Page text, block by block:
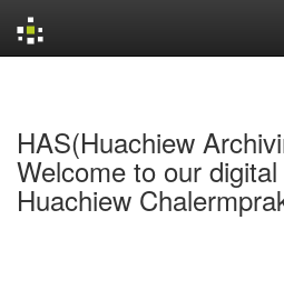
HAS(Huachiew
Welcome to our
Huachiew